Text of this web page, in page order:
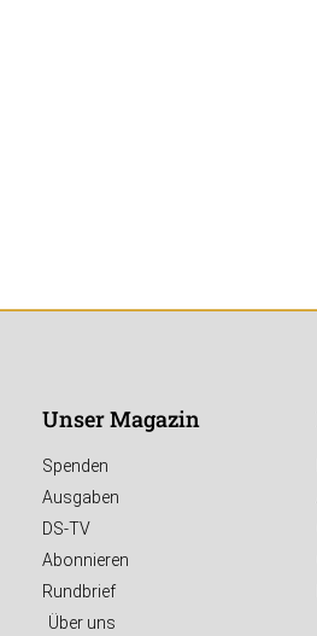
Unser Magazin
Spenden
Ausgaben
DS-TV
Abonnieren
Rundbrief
Über uns